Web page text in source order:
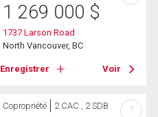
1 269 000 $
1737 Larson Road
North Vancouver, BC
Enregistrer Voir
Copropriété 2 CAC , 2 SDB ?